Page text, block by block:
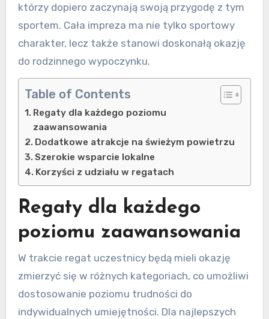
którzy dopiero zaczynają swoją przygodę z tym
sportem. Cała impreza ma nie tylko sportowy
charakter, lecz także stanowi doskonałą okazję
do rodzinnego wypoczynku.
Table of Contents
Regaty dla każdego poziomu
zaawansowania
Dodatkowe atrakcje na świeżym powietrzu
Szerokie wsparcie lokalne
Korzyści z udziału w regatach
Regaty dla każdego
poziomu zaawansowania
W trakcie regat uczestnicy będą mieli okazję
zmierzyć się w różnych kategoriach, co umożliwi
dostosowanie poziomu trudności do
indywidualnych umiejętności. Dla najlepszych